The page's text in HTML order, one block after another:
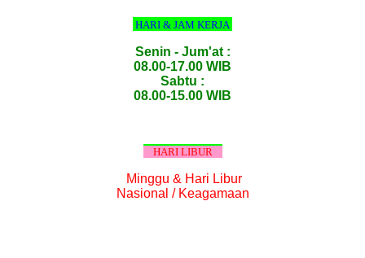
HARI & JAM KERJA
Senin - Jum'at :
08.00-17.00 WIB
Sabtu :
08.00-15.00 WIB
HARI LIBUR
Minggu & Hari Libur
Nasional / Keagamaan